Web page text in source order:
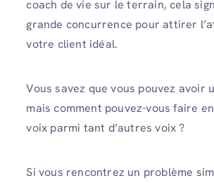
coach de vie sur le terrain, cela
grande concurrence pour attirer
votre client idéal.
Vous savez que vous pouvez avoir
mais comment pouvez-vous faire
voix parmi tant d’autres voix ?
Si vous rencontrez un problème